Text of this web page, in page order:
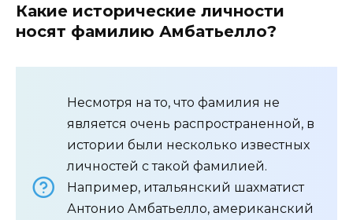
Какие исторические личности
носят фамилию Амбатьелло?
Несмотря на то, что фамилия не
является очень распространенной, в
истории были несколько известных
личностей с такой фамилией.
Например, итальянский шахматист
Антонио Амбатьелло, американский